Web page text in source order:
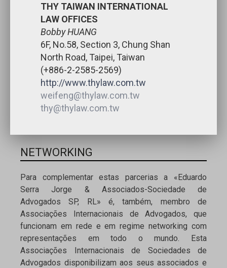
THY TAIWAN INTERNATIONAL
LAW OFFICES
Bobby HUANG
6F, No.58, Section 3, Chung Shan
North Road, Taipei, Taiwan
(+886-2-2585-2569)
http://www.thylaw.com.tw
weifeng@thylaw.com.tw
thy@thylaw.com.tw
NETWORKING
Para complementar estas parcerias a «Eduardo
Serra Jorge & Associados-Sociedade de
Advogados SP, RL» é, também, membro de
Associações Internacionais de Advogados, que
funcionam em rede e em regime networking com
representações em todo o mundo. Esta
Associações Internacionais de Sociedades de
Advogados disponibilizam aos seus associados e